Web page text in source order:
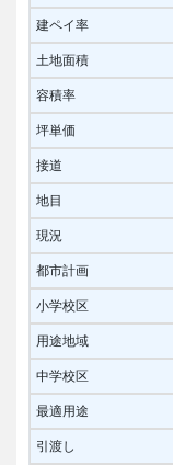
建ペイ率
土地面積
容積率
坪単価
接道
地目
現況
都市計画
小学校区
用途地域
中学校区
最適用途
引渡し